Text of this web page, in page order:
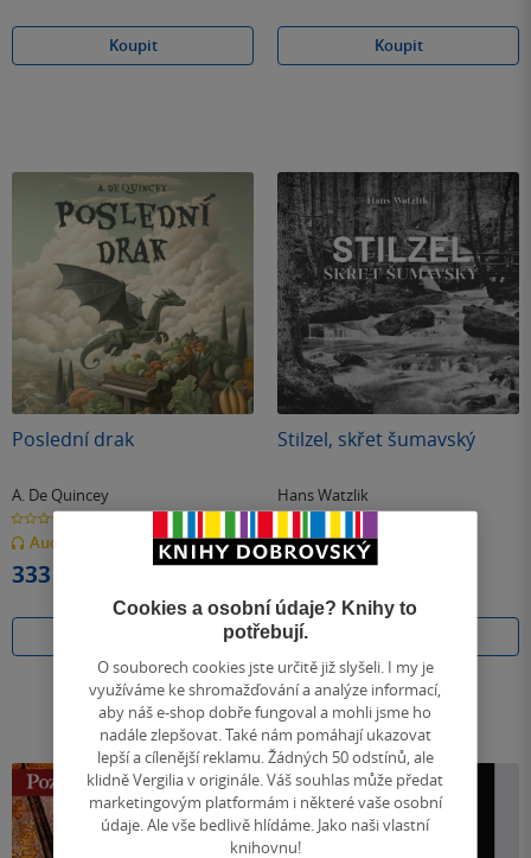
Koupit Koupit
Poslední drak
A. De Quincey
0.0
z
5
hvězdiček
Audiokniha (mp3)
333 Kč
Stilzel, skřet šumavský
Hans Watzlik
0.0
5
hvězdiček
Audiokniha
199 Kč
Cookies a osobní údaje? Knihy to
potřebují.
O souborech cookies jste určitě již slyšeli. I my je
využíváme ke shromažďování a analýze informací,
aby náš e-shop dobře fungoval a mohli jsme ho
nadále zlepšovat. Také nám pomáhají ukazovat
lepší a cílenější reklamu. Žádných 50 odstínů, ale
klidně Vergilia v originále. Váš souhlas může předat
marketingovým platformám i některé vaše osobní
údaje. Ale vše bedlivě hlídáme. Jako naši vlastní
knihovnu!